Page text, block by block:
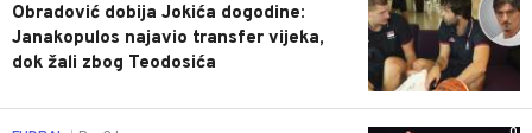
Obradović dobija Jokića dogodine:
Janakopulos najavio transfer vijeka,
dok žali zbog Teodosića